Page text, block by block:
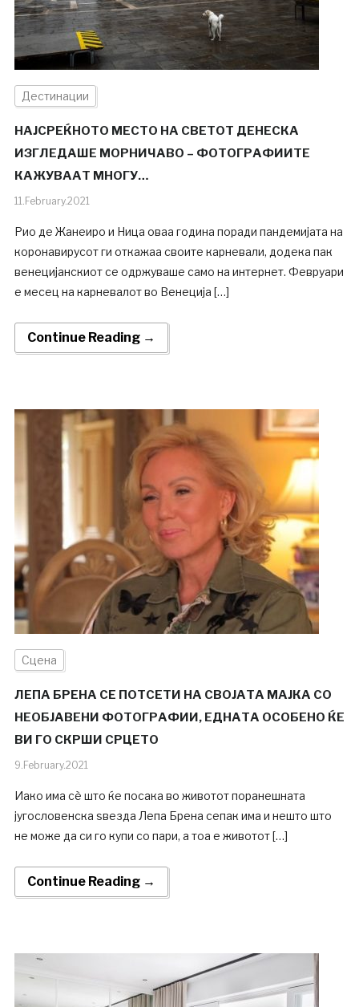
Дестинации
НАЈСРЕЌНОТО МЕСТО НА СВЕТОТ ДЕНЕСКА
ИЗГЛЕДАШЕ МОРНИЧАВО – ФОТОГРАФИИТЕ
КАЖУВААТ МНОГУ…
11.February.2021
Рио де Жанеиро и Ница оваа година поради пандемијата на
коронавирусот ги откажаа своите карневали, додека пак
венецијанскиот се одржуваше само на интернет. Февруари
е месец на карневалот во Венеција […]
Continue Reading →
Сцена
ЛЕПА БРЕНА СЕ ПОТСЕТИ НА СВОЈАТА МАЈКА СО
НЕОБЈАВЕНИ ФОТОГРАФИИ, ЕДНАТА ОСОБЕНО ЌЕ
ВИ ГО СКРШИ СРЦЕТО
9.February.2021
Иако има сè што ќе посака во животот поранешната
југословенска ѕвезда Лепа Брена сепак има и нешто што
не може да си го купи со пари, а тоа е животот […]
Continue Reading →